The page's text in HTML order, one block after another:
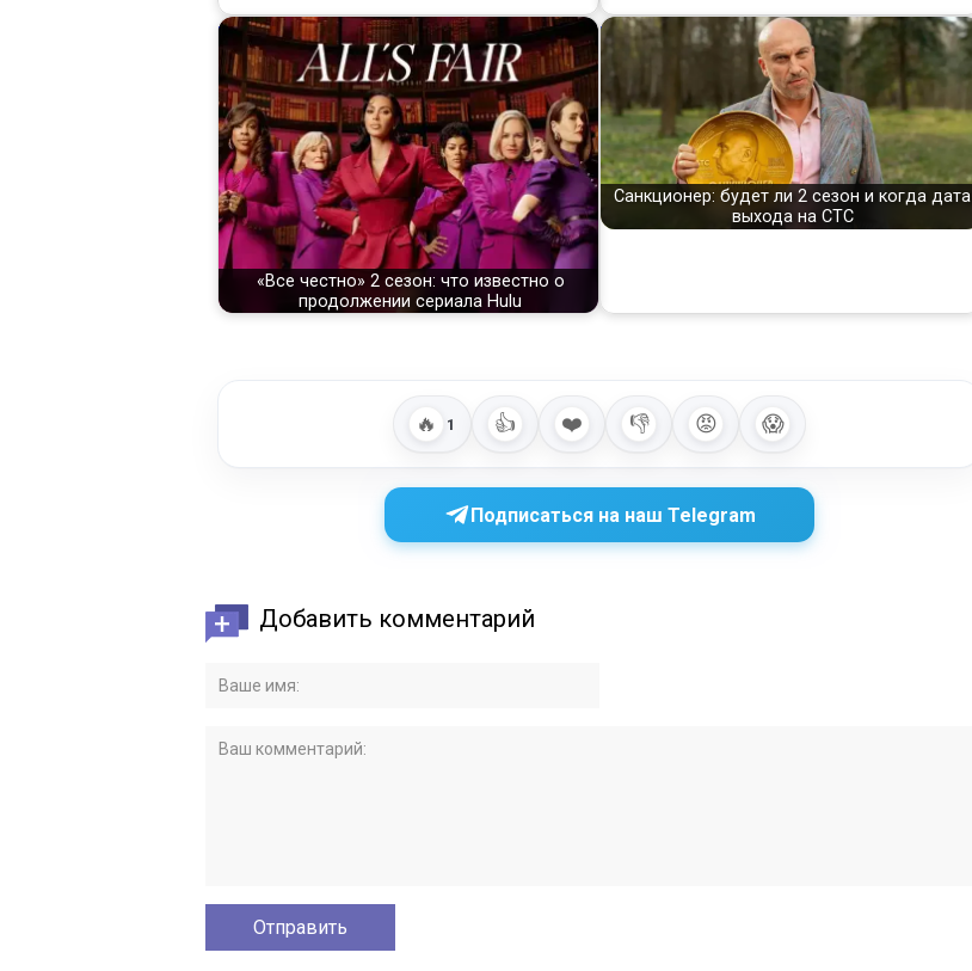
«Все честно» 2 сезон: что известно о
продолжении сериала Hulu
Санкционер: будет ли 2 сезон и когда дата
выхода на СТС
🔥 1 👍 ❤️ 👎 😡 😱
Подписаться на наш Telegram
Добавить комментарий